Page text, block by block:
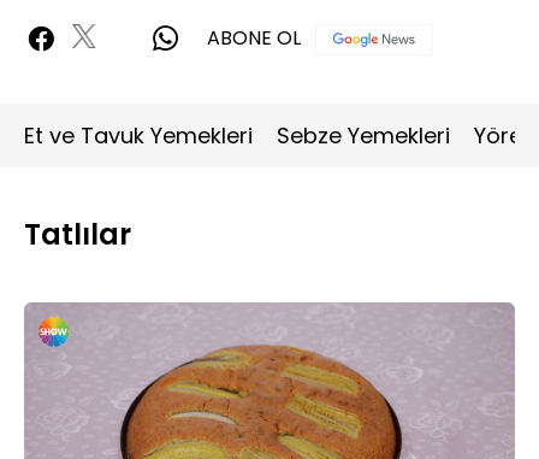
ABONE OL
Et ve Tavuk Yemekleri Sebze Yemekleri
Tatlılar